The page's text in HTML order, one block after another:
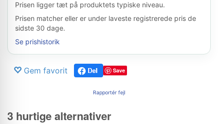
Prisen ligger tæt på produktets typiske niveau.
Prisen matcher eller er under laveste registrerede pris de
sidste 30 dage.
Se prishistorik
Gem favorit Save
Rapportér fejl
3 hurtige alternativer